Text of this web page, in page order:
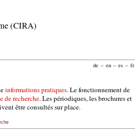
(CIRA)
de – en – es – fr
informations pratiques. Le fonctionnement de
de recherche. Les périodiques, les brochures et
être consultés sur place.